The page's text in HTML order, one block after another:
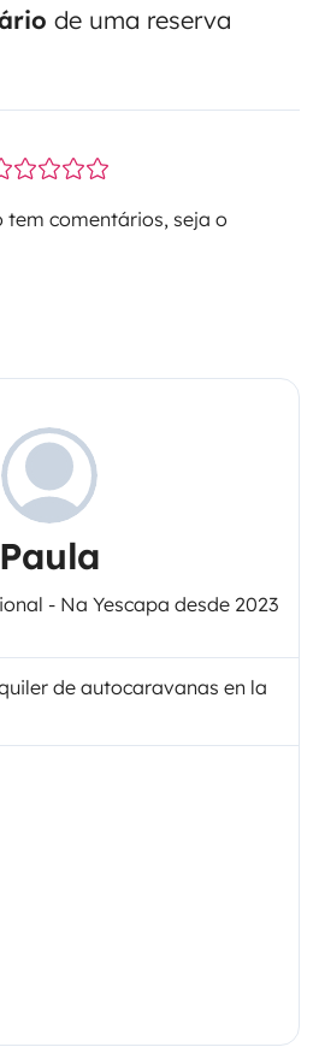
de uma reserva
tem comentários, seja o
Paula
- Na Yescapa desde 2023
de autocaravanas en la